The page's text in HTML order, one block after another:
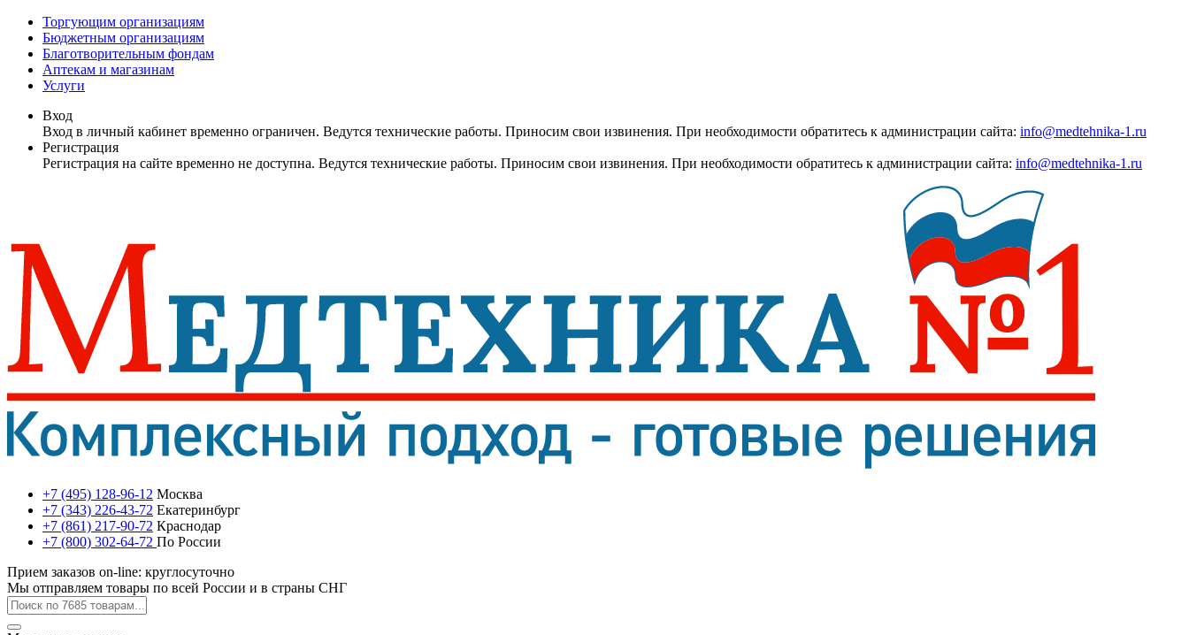
Торгующим организациям
Бюджетным организациям
Благотворительным фондам
Аптекам и магазинам
Услуги
Вход
Вход в личный кабинет временно ограничен. Ведутся технические работы. Приносим свои извинения. При необходимости обратитесь к администрации сайта: info@medtehnika-1.ru
Регистрация
Регистрация на сайте временно не доступна. Ведутся технические работы. Приносим свои извинения. При необходимости обратитесь к администрации сайта: info@medtehnika-1.ru
+7 (495) 128-96-12 Москва
+7 (343) 226-43-72 Екатеринбург
+7 (861) 217-90-72 Краснодар
+7 (800) 302-64-72 По России
Прием заказов on-line: круглосуточно
Мы отправляем товары по всей России и в страны СНГ